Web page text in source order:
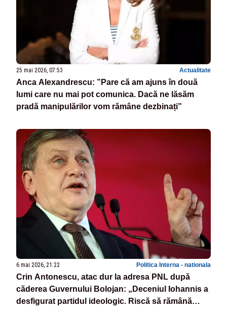
25 mai 2026, 07:53 Actualitate
Anca Alexandrescu: ”Pare că am ajuns în două
lumi care nu mai pot comunica. Dacă ne lăsăm
pradă manipulărilor vom rămâne dezbinați”
6 mai 2026, 21:22 Politica Interna - nationala
Crin Antonescu, atac dur la adresa PNL după
căderea Guvernului Bolojan: „Deceniul Iohannis a
desfigurat partidul ideologic. Riscă să rămână